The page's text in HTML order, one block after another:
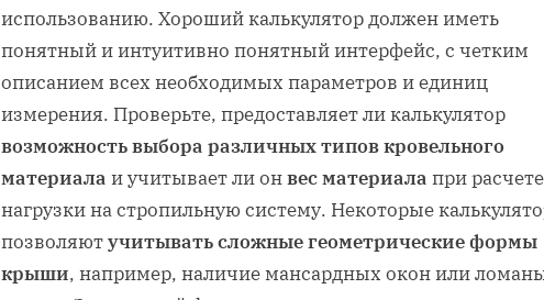
использованию. Хороший калькулятор должен иметь
понятный и интуитивно понятный интерфейс, с четким
описанием всех необходимых параметров и единиц
измерения. Проверьте, предоставляет ли калькулятор
возможность выбора различных типов кровельного
материала и учитывает ли онвес материала при расчете
нагрузки на стропильную систему. Некоторые
позволяютучитывать сложные геометрические формы
крыши, например, наличие мансардных окон или